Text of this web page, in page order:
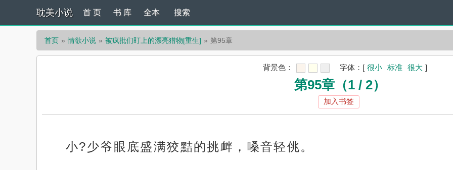
耽美小说 首 页 书 库 全本 搜索
首页 情欲小说 被疯批们盯上的漂亮猎物[重生] 第95章
背景色： 字体： [ 很小 标准 很大 ]
第95章（1 / 2）
加入书签
小?少爷眼底盛满狡黠的挑衅，嗓音轻佻。